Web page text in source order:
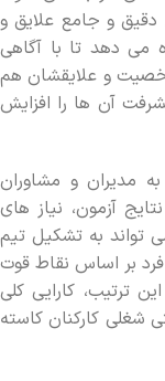
دقیق و جامع علایق و
می ‌دهد تا با آگاهی
و علایقشان هم‌
آن ها را افزایش
به مدیران و مشاوران
آزمون، نیاز های
‌تواند به تشکیل تیم‌
بر اساس نقاط قوت
ترتیب، کارایی کلی
شغلی کارکنان کاسته